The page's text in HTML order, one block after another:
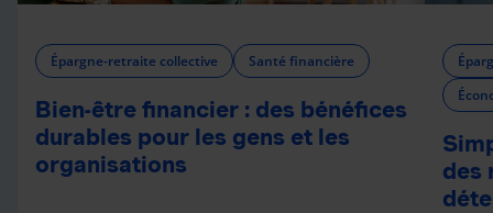
Épargne-retraite collective Santé financière
Bien-être financier : des bénéfices
durables pour les gens et les
organisations
des